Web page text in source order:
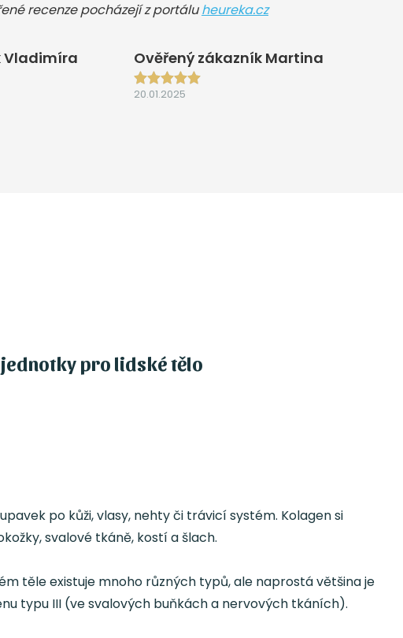
recenze pocházejí z portáluheureka.cz
Vladimíra Ověřený zákazník Martina
20.01.2025
pro lidské tělo
po kůži, vlasy, nehty či trávicí systém. Kolagen si
svalové tkáně, kostí a šlach.
těle existuje mnoho různých typů, ale naprostá většina je
typu III (ve svalových buňkách a nervových tkáních).